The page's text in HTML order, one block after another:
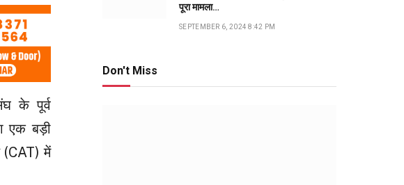
के पूर्व
एक बड़ी
(CAT) में
पूरा मामला…
SEPTEMBER 6, 2024 8:42 PM
Don't Miss